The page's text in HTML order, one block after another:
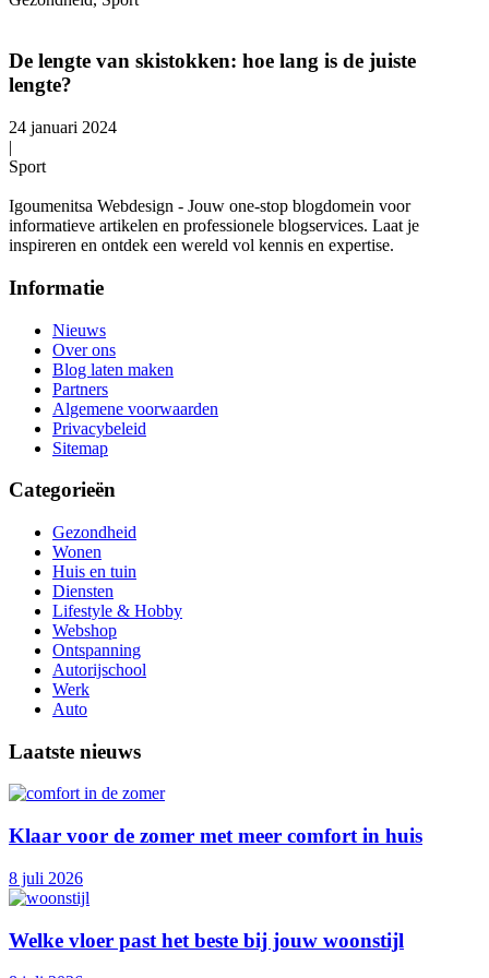
De lengte van skistokken: hoe lang is de juiste
lengte?
24 januari 2024
|
Sport
Igoumenitsa Webdesign - Jouw one-stop blogdomein voor
informatieve artikelen en professionele blogservices. Laat je
inspireren en ontdek een wereld vol kennis en expertise.
Informatie
Nieuws
Over ons
Blog laten maken
Partners
Algemene voorwaarden
Privacybeleid
Sitemap
Categorieën
Gezondheid
Wonen
Huis en tuin
Diensten
Lifestyle & Hobby
Webshop
Ontspanning
Autorijschool
Werk
Auto
Laatste nieuws
Klaar voor de zomer met meer comfort in huis
8 juli 2026
Welke vloer past het beste bij jouw woonstijl